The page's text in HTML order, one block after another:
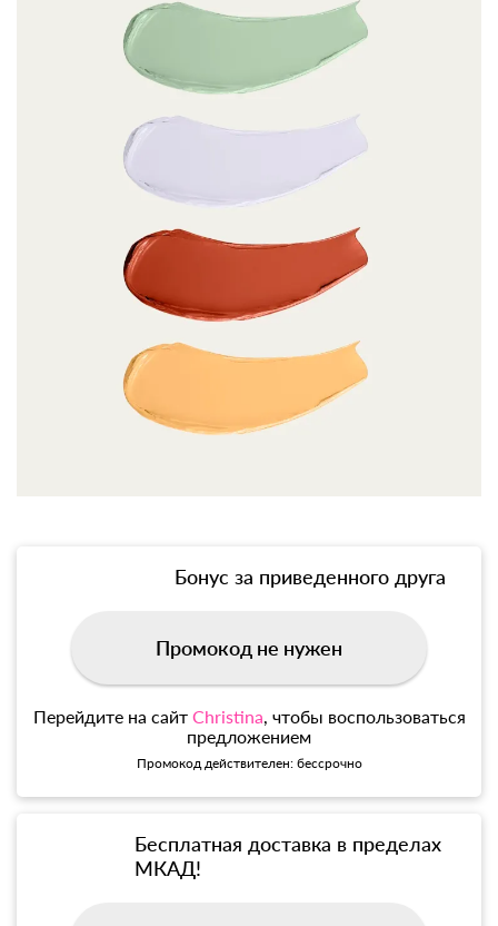
Бонус за приведенного друга
Промокод не нужен
Перейдите на сайт Christina , чтобы воспользоваться
предложением
Промокод действителен: бессрочно
Бесплатная доставка в пределах
МКАД!